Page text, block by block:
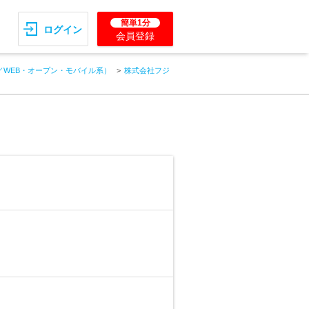
ログイン
簡単1分
会員登録
・オープン・モバイル系）
株式会社フジ